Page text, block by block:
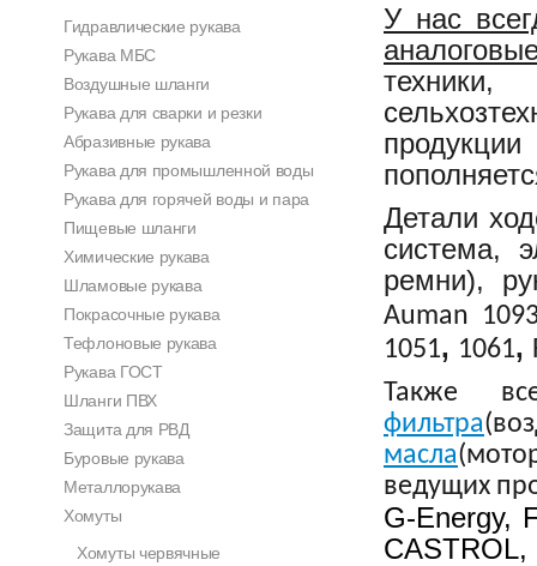
У нас
техники,
Детали
система,
ремни),
Auman
1051, 1061,
Также
фильтра
масла
ведущих
G-Energy,
CASTROL,
Гидравлические рукава
Рукава МБС
Воздушные шланги
Рукава для сварки и резки
Абразивные рукава
Рукава для промышленной воды
Рукава для горячей воды и пара
Пищевые шланги
Химические рукава
Шламовые рукава
Покрасочные рукава
Тефлоновые рукава
Рукава ГОСТ
Шланги ПВХ
Защита для РВД
Буровые рукава
Металлорукава
Хомуты
Хомуты червячные